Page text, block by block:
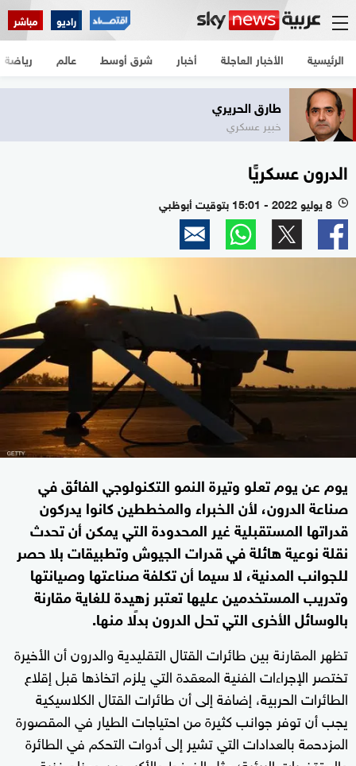
راديو مباشر
الرئيسية الأخبار العاجلة أخبار شرق أوسط عالم رياضة
طارق الحريري
خبير عسكري
الدرون عسكريًّا
l 8 يوليو 2022 - 15:01 بتوقيت أبوظبي
يوم عن يوم تعلو وتيرة النمو التكنولوجي الفائق في
صناعة الدرون، لأن الخبراء والمخططين كانوا يدركون
قدراتها المستقبلية غير المحدودة التي يمكن أن تحدث
نقلة نوعية هائلة في قدرات الجيوش وتطبيقات بلا حصر
للجوانب المدنية، لا سيما أن تكلفة صناعتها وصيانتها
وتدريب المستخدمين عليها تعتبر زهيدة للغاية مقارنة
بالوسائل الأخرى التي تحل الدرون بدلًا منها.
تظهر المقارنة بين طائرات القتال التقليدية والدرون أن الأخيرة
تختصر الإجراءات الفنية المعقدة التي يلزم اتخاذها قبل إقلاع
الطائرات الحربية، إضافة إلى أن طائرات القتال الكلاسيكية
يجب أن توفر جوانب كثيرة من احتياجات الطيار في المقصورة
المزدحمة بالعدادات التي تشير إلى أدوات التحكم في الطائرة